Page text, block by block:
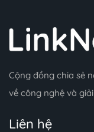
Cộng đồng chia sẻ
về công nghệ và
Liên hệ